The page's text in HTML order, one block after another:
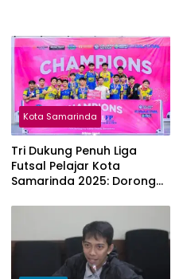
Kota Samarinda
Tri Dukung Penuh Liga
Futsal Pelajar Kota
Samarinda 2025: Dorong
Bakat Generasi Muda